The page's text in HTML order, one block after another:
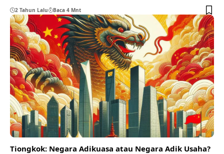
2 Tahun Lalu Baca 4 Mnt
Tiongkok: Negara Adikuasa atau Negara Adik Usaha?